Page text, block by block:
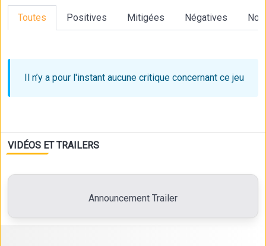
Toutes Positives Mitigées Négatives
Il n’y a pour l'instant aucune critique concernant ce jeu
VIDÉOS ET TRAILERS
Announcement Trailer